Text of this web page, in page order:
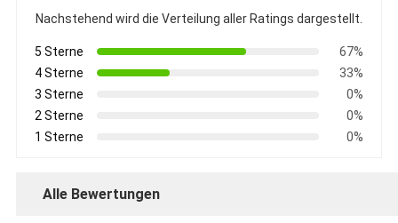
Nachstehend wird die Verteilung aller Ratings dargestellt.
5 Sterne
67%
4 Sterne
33%
3 Sterne
0%
2 Sterne
0%
1 Sterne
0%
Alle Bewertungen